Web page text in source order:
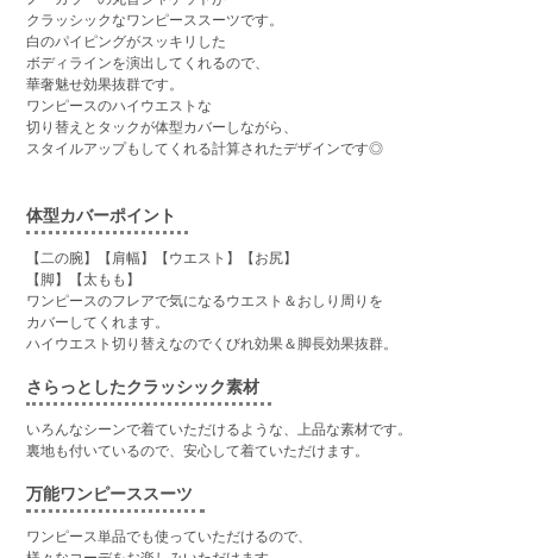
クラッシックなワンピーススーツです。
白のパイピングがスッキリした
ボディラインを演出してくれるので、
華奢魅せ効果抜群です。
ワンピースのハイウエストな
切り替えとタックが体型カバーしながら、
スタイルアップもしてくれる計算されたデザインです◎
体型カバーポイント
【二の腕】【肩幅】【ウエスト】【お尻】
【脚】【太もも】
ワンピースのフレアで気になるウエスト＆おしり周りを
カバーしてくれます。
ハイウエスト切り替えなのでくびれ効果＆脚長効果抜群。
さらっとしたクラッシック素材
いろんなシーンで着ていただけるような、上品な素材です。
裏地も付いているので、安心して着ていただけます。
万能ワンピーススーツ
ワンピース単品でも使っていただけるので、